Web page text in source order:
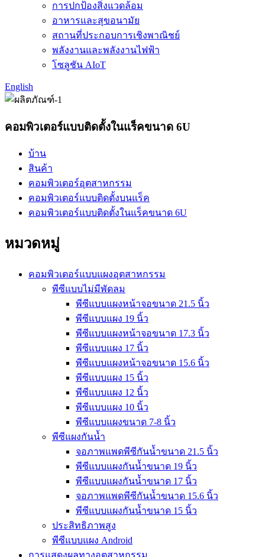
การปกป้องสิ่งแวดล้อม
อาหารและสุขอนามัย
สถานที่ประกอบการเชิงพาณิชย์
พลังงานและพลังงานไฟฟ้า
โซลูชัน AIoT
English
คอมพิวเตอร์แบบติดตั้งในแร็คขนาด 6U
บ้าน
สินค้า
คอมพิวเตอร์อุตสาหกรรม
คอมพิวเตอร์แบบติดตั้งบนแร็ค
คอมพิวเตอร์แบบติดตั้งในแร็คขนาด 6U
หมวดหมู่
คอมพิวเตอร์แบบแผงอุตสาหกรรม
พีซีแบบไม่มีพัดลม
พีซีแบบแผงหน้าจอขนาด 21.5 นิ้ว
พีซีแบบแผง 19 นิ้ว
พีซีแบบแผงหน้าจอขนาด 17.3 นิ้ว
พีซีแบบแผง 17 นิ้ว
พีซีแบบแผงหน้าจอขนาด 15.6 นิ้ว
พีซีแบบแผง 15 นิ้ว
พีซีแบบแผง 12 นิ้ว
พีซีแบบแผง 10 นิ้ว
พีซีแบบแผงขนาด 7-8 นิ้ว
พีซีแผงกันน้ำ
จอภาพแพดพีซีกันน้ำขนาด 21.5 นิ้ว
พีซีแบบแผงกันน้ำขนาด 19 นิ้ว
พีซีแบบแผงกันน้ำขนาด 17 นิ้ว
จอภาพแพดพีซีกันน้ำขนาด 15.6 นิ้ว
พีซีแบบแผงกันน้ำขนาด 15 นิ้ว
ประสิทธิภาพสูง
พีซีแบบแผง Android